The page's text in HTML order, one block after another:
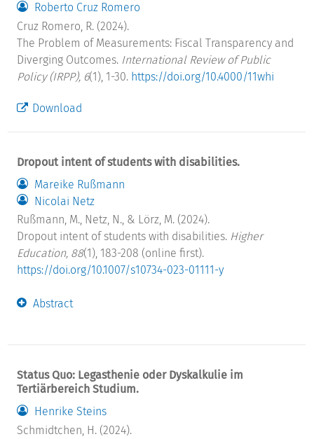
Roberto Cruz Romero
Cruz Romero, R. (2024).
The Problem of Measurements: Fiscal Transparency and
Diverging Outcomes. International Review of Public
Policy (IRPP), 6(1), 1-30. https://doi.org/10.4000/11whi
Download
Dropout intent of students with disabilities.
Mareike Rußmann
Nicolai Netz
Rußmann, M., Netz, N., & Lörz, M. (2024).
Dropout intent of students with disabilities. Higher
Education, 88(1), 183-208 (online first).
https://doi.org/10.1007/s10734-023-01111-y
Abstract
Status Quo: Legasthenie oder Dyskalkulie im
Tertiärbereich Studium.
Henrike Steins
Schmidtchen, H. (2024).